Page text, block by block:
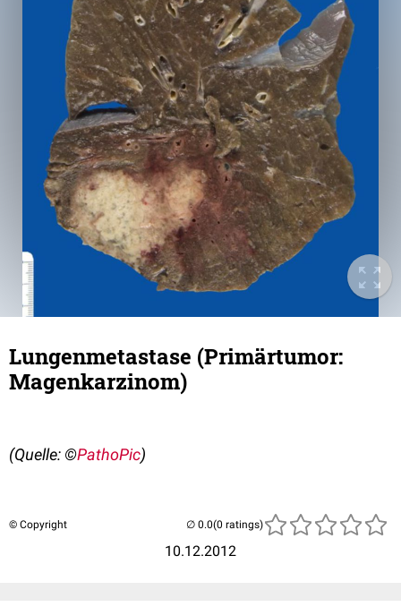
Lungenmetastase (Primärtumor:
Magenkarzinom)
(Quelle: ©PathoPic)
© Copyright
10.12.2012
(0 ratings)